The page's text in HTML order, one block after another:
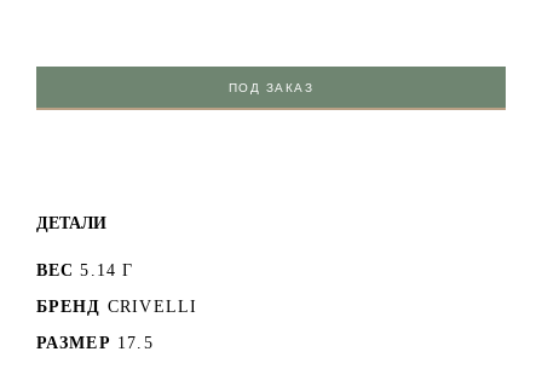
ПОД ЗАКАЗ
ДЕТАЛИ
ВЕС 5.14 Г
БРЕНД CRIVELLI
РАЗМЕР 17.5